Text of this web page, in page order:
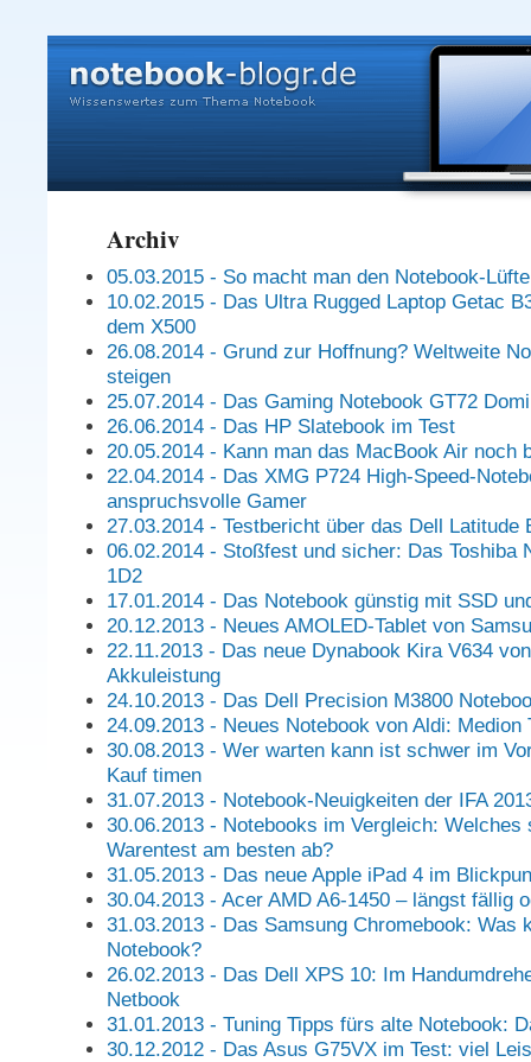
Archiv
05.03.2015 - So macht man den Notebook-
10.02.2015 - Das Ultra Rugged Laptop Getac
dem X500
26.08.2014 - Grund zur Hoffnung? Weltweite
steigen
25.07.2014 - Das Gaming Notebook GT72
26.06.2014 - Das HP Slatebook im Test
20.05.2014 - Kann man das MacBook Air noch
22.04.2014 - Das XMG P724 High-Speed-
anspruchsvolle Gamer
27.03.2014 - Testbericht über das Dell Latitude
06.02.2014 - Stoßfest und sicher: Das Toshiba
1D2
17.01.2014 - Das Notebook günstig mit SSD
20.12.2013 - Neues AMOLED-Tablet von
22.11.2013 - Das neue Dynabook Kira V634
Akkuleistung
24.10.2013 - Das Dell Precision M3800
24.09.2013 - Neues Notebook von Aldi: Medion
30.08.2013 - Wer warten kann ist schwer im
Kauf timen
31.07.2013 - Notebook-Neuigkeiten der IFA
30.06.2013 - Notebooks im Vergleich: Welches
Warentest am besten ab?
31.05.2013 - Das neue Apple iPad 4 im
30.04.2013 - Acer AMD A6-1450 – längst fällig
31.03.2013 - Das Samsung Chromebook: Was
Notebook?
26.02.2013 - Das Dell XPS 10: Im
Netbook
31.01.2013 - Tuning Tipps fürs alte Notebook:
30.12.2012 - Das Asus G75VX im Test: viel